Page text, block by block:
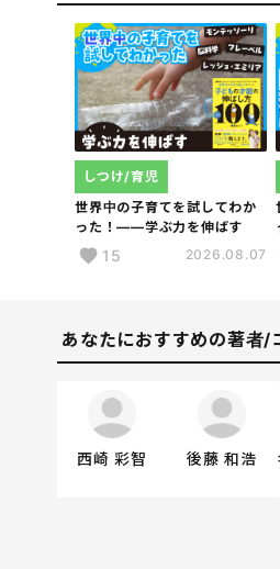
世界中の子育てを試してわか
った！――学ぶ力を伸ばす
しつけ/育児
15 2026.08.07
あなたにおすすめの著者/
西崎 彩智 後藤 和浩